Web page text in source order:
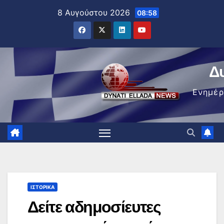
8 Αυγούστου 2026 08:58
ΙΣΤΟΡΙΚΆ
Δείτε αδημοσίευτες